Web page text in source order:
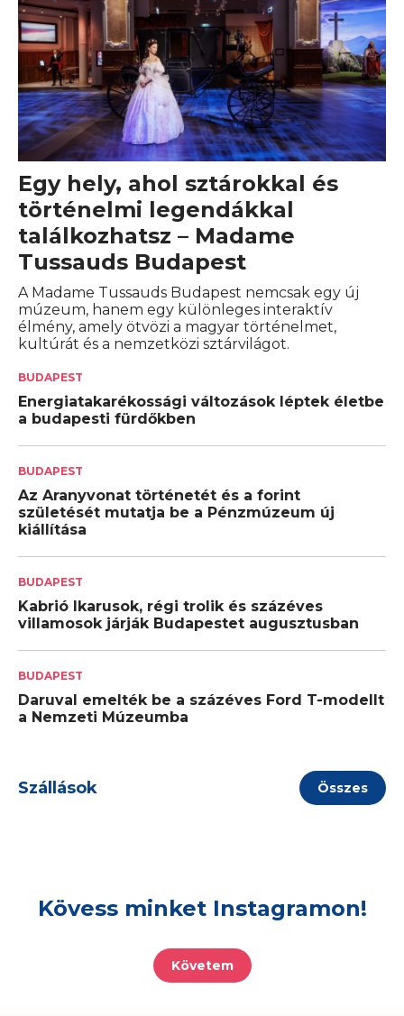
Egy hely, ahol sztárokkal és
történelmi legendákkal
találkozhatsz – Madame
Tussauds Budapest
A Madame Tussauds Budapest nemcsak egy új
múzeum, hanem egy különleges interaktív
élmény, amely ötvözi a magyar történelmet,
kultúrát és a nemzetközi sztárvilágot.
BUDAPEST
Energiatakarékossági változások léptek életbe
a budapesti fürdőkben
BUDAPEST
Az Aranyvonat történetét és a forint
születését mutatja be a Pénzmúzeum új
kiállítása
BUDAPEST
Kabrió Ikarusok, régi trolik és százéves
villamosok járják Budapestet augusztusban
BUDAPEST
Daruval emelték be a százéves Ford T-modellt
a Nemzeti Múzeumba
Szállások Összes
Kövess minket Instagramon!
Követem